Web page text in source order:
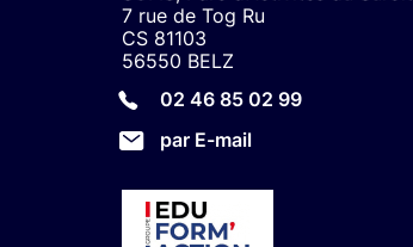
7 rue de Tog Ru
CS 81103
56550 BELZ
02 46 85 02 99
par E-mail